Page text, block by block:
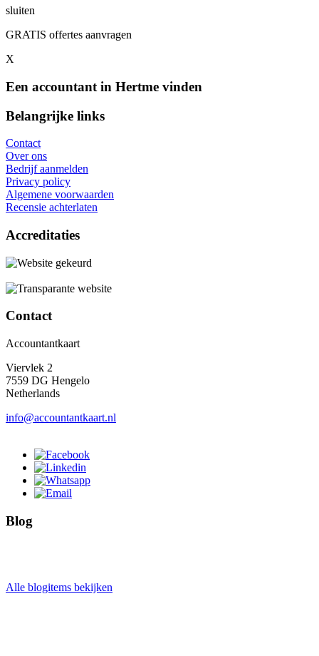
sluiten
GRATIS offertes aanvragen
X
Een accountant in Hertme vinden
Belangrijke links
Contact
Over ons
Bedrijf aanmelden
Privacy policy
Algemene voorwaarden
Recensie achterlaten
Accreditaties
Contact
Accountantkaart
Viervlek 2
7559 DG Hengelo
Netherlands
info@accountantkaart.nl
Blog
Alle blogitems bekijken